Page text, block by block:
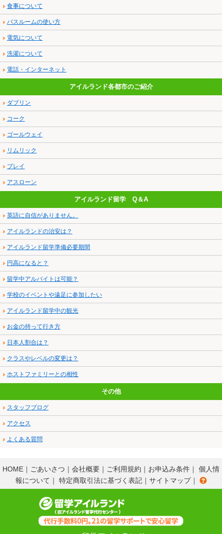
食事について
バスルームの使い方
電気について
洗濯について
電話・インターネット
アイルランド各都市のご紹介
ダブリン
コーク
ゴールウェイ
リムリック
ブレイ
アスローン
アイルランド留学 Q＆A
英語に自信がありません。
アイルランドの治安は？
アイルランド留学準備必要期間
円高になると？
留学中アルバイトは可能？
学校のイベントや遠足に参加したい
アイルランド留学中の観光
お金の持って行き方
日本人割合は？
クラスやレベルの変更は？
ホストファミリーとの相性
その他
スタッフブログ
アクセス
よくある質問
HOME ごあいさつ 会社概要 ご利用規約 お申込み条件
個人情
報について
特定商取引法に基づく表記 サイトマップ